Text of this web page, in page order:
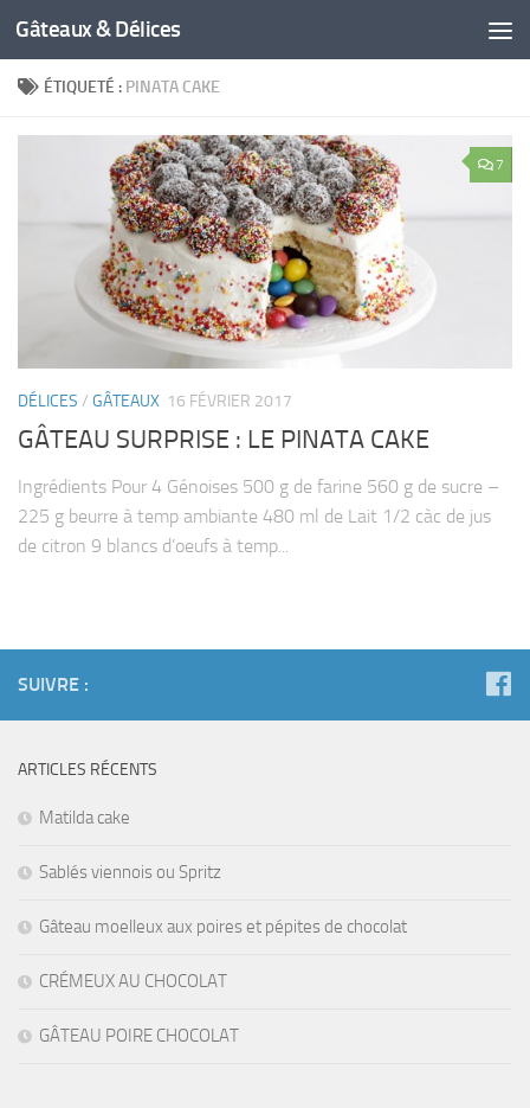
Gâteaux & Délices
ÉTIQUETÉ : PINATA CAKE
7
DÉLICES / GÂTEAUX 16 FÉVRIER 2017
GÂTEAU SURPRISE : LE PINATA CAKE
Ingrédients Pour 4 Génoises 500 g de farine 560 g de sucre –
225 g beurre à temp ambiante 480 ml de Lait 1/2 càc de jus
de citron 9 blancs d’oeufs à temp...
SUIVRE :
ARTICLES RÉCENTS
Matilda cake
Sablés viennois ou Spritz
Gâteau moelleux aux poires et pépites de chocolat
CRÉMEUX AU CHOCOLAT
GÂTEAU POIRE CHOCOLAT